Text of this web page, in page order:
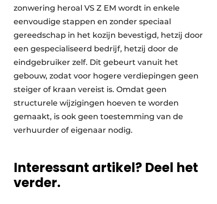
zonwering heroal VS Z EM wordt in enkele
eenvoudige stappen en zonder speciaal
gereedschap in het kozijn bevestigd, hetzij door
een gespecialiseerd bedrijf, hetzij door de
eindgebruiker zelf. Dit gebeurt vanuit het
gebouw, zodat voor hogere verdiepingen geen
steiger of kraan vereist is. Omdat geen
structurele wijzigingen hoeven te worden
gemaakt, is ook geen toestemming van de
verhuurder of eigenaar nodig.
Interessant artikel? Deel het
verder.